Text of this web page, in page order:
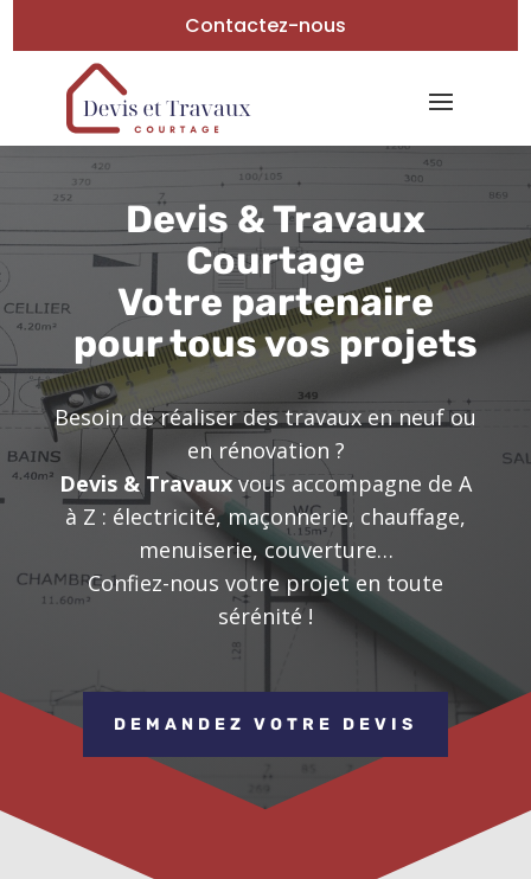
Contactez-nous
Devis & Travaux
Courtage
Votre partenaire
pour tous vos projets
Besoin de réaliser des travaux en neuf ou
en rénovation ?
Devis & Travaux vous accompagne de A
à Z : électricité, maçonnerie, chauffage,
menuiserie, couverture…
Confiez-nous votre projet en toute
sérénité !
DEMANDEZ VOTRE DEVIS